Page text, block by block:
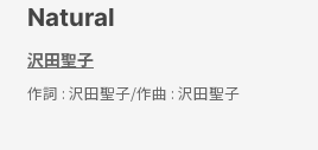
Natural
沢田聖子
作詞 : 沢田聖子/作曲 : 沢田聖子